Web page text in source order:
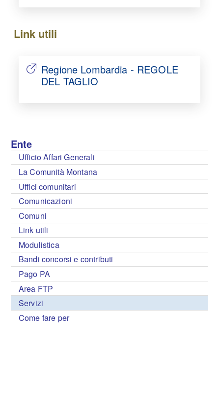
Link utili
Regione Lombardia - REGOLE
DEL TAGLIO
Ente
Ufficio Affari Generali
La Comunità Montana
Uffici comunitari
Comunicazioni
Comuni
Link utili
Modulistica
Bandi concorsi e contributi
Pago PA
Area FTP
Servizi
Come fare per